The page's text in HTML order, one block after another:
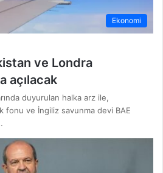
Ekonomi
ve Londra
açılacak
duyurulan halka arz ile,
fonu ve İngiliz savunma devi BAE